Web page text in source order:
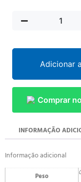
Adicionar
Comprar
INFORMAÇÃO
Informação adicional
Peso